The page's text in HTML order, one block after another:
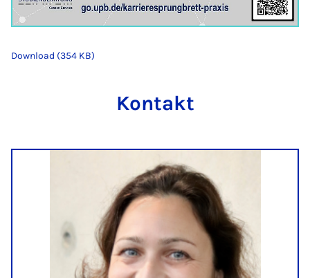
Download (354 KB)
Kontakt